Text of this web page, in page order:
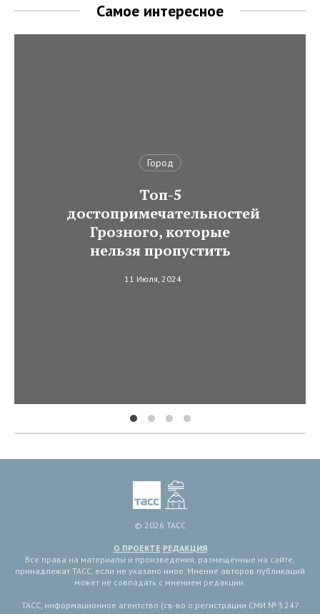
Самое интересное
Город
Топ-5
достопримечательностей
Грозного, которые
нельзя пропустить
11 Июля, 2024
© 2026 ТАСС
О ПРОЕКТЕ РЕДАКЦИЯ
Все права на материалы и произведения, размещенные на сайте,
принадлежат ТАСС, если не указано иное. Мнение авторов публикаций
может не совпадать с мнением редакции.
ТАСС, информационное агентство (св-во о регистрации СМИ № 3 247